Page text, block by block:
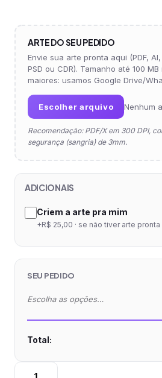
ARTE DO SEU PEDIDO
Envie sua arte pronta aqui (PDF, AI,
PSD ou CDR). Tamanho até 100
maiores: usamos Google Drive/
Escolher arquivo Nenhum
Recomendação: PDF/X em 300 DPI,
segurança (sangria) de 3mm.
ADICIONAIS
Criem a arte pra mim
+R$ 25,00 · se não tiver arte pronta
SEU PEDIDO
Escolha as opções…
Total:
Balde